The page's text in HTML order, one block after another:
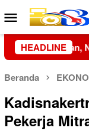
Loncat
ke
konten
Menu
Mobile
HEADLINE
Jelang HUT ke-81
Beranda
Pekerja